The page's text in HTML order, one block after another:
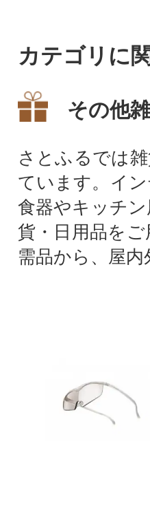
カテゴリに
その他
さとふるでは
ています。イ
食器やキッチ
貨・日用品を
需品から、屋内